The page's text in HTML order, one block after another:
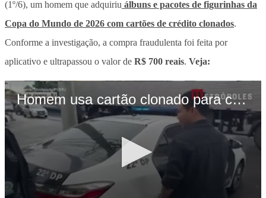
(1º/6), um homem que adquiriu álbuns e pacotes de figurinhas da
Copa do Mundo de 2026 com cartões de crédito clonados.
Conforme a investigação, a compra fraudulenta foi feita por
aplicativo e ultrapassou o valor de R$ 700 reais. Veja: